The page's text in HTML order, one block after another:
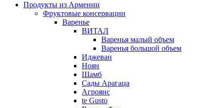
Продукты из Армении
Фруктовые консервации
Варенье
ВИТАЛ
Варенья малый объем
Варенья большой объем
Иджеван
Ноян
Шамб
Сады Арагаца
Агроянс
te Gusto